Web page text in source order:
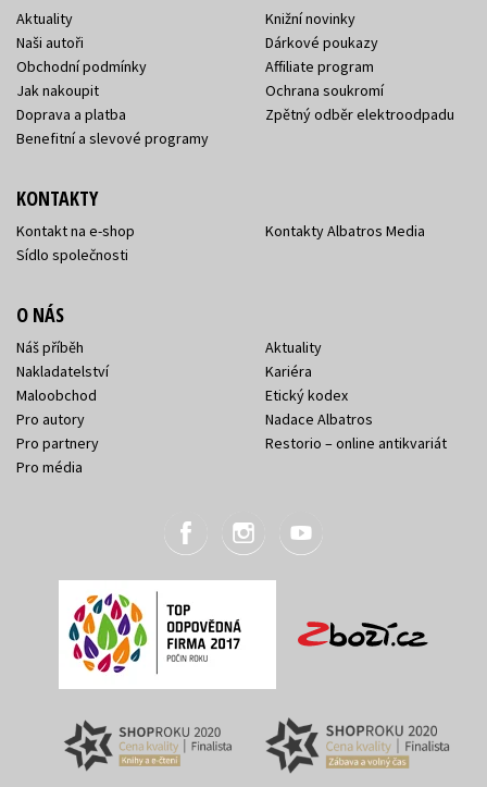
Aktuality
Naši autoři
Obchodní podmínky
Jak nakoupit
Doprava a platba
Benefitní a slevové programy
Knižní novinky
Dárkové poukazy
Affiliate program
Ochrana soukromí
Zpětný odběr elektroodpadu
KONTAKTY
Kontakt na e-shop
Sídlo společnosti
Kontakty Albatros Media
O NÁS
Náš příběh
Nakladatelství
Maloobchod
Pro autory
Pro partnery
Pro média
Aktuality
Kariéra
Etický kodex
Nadace Albatros
Restorio – online antikvariát